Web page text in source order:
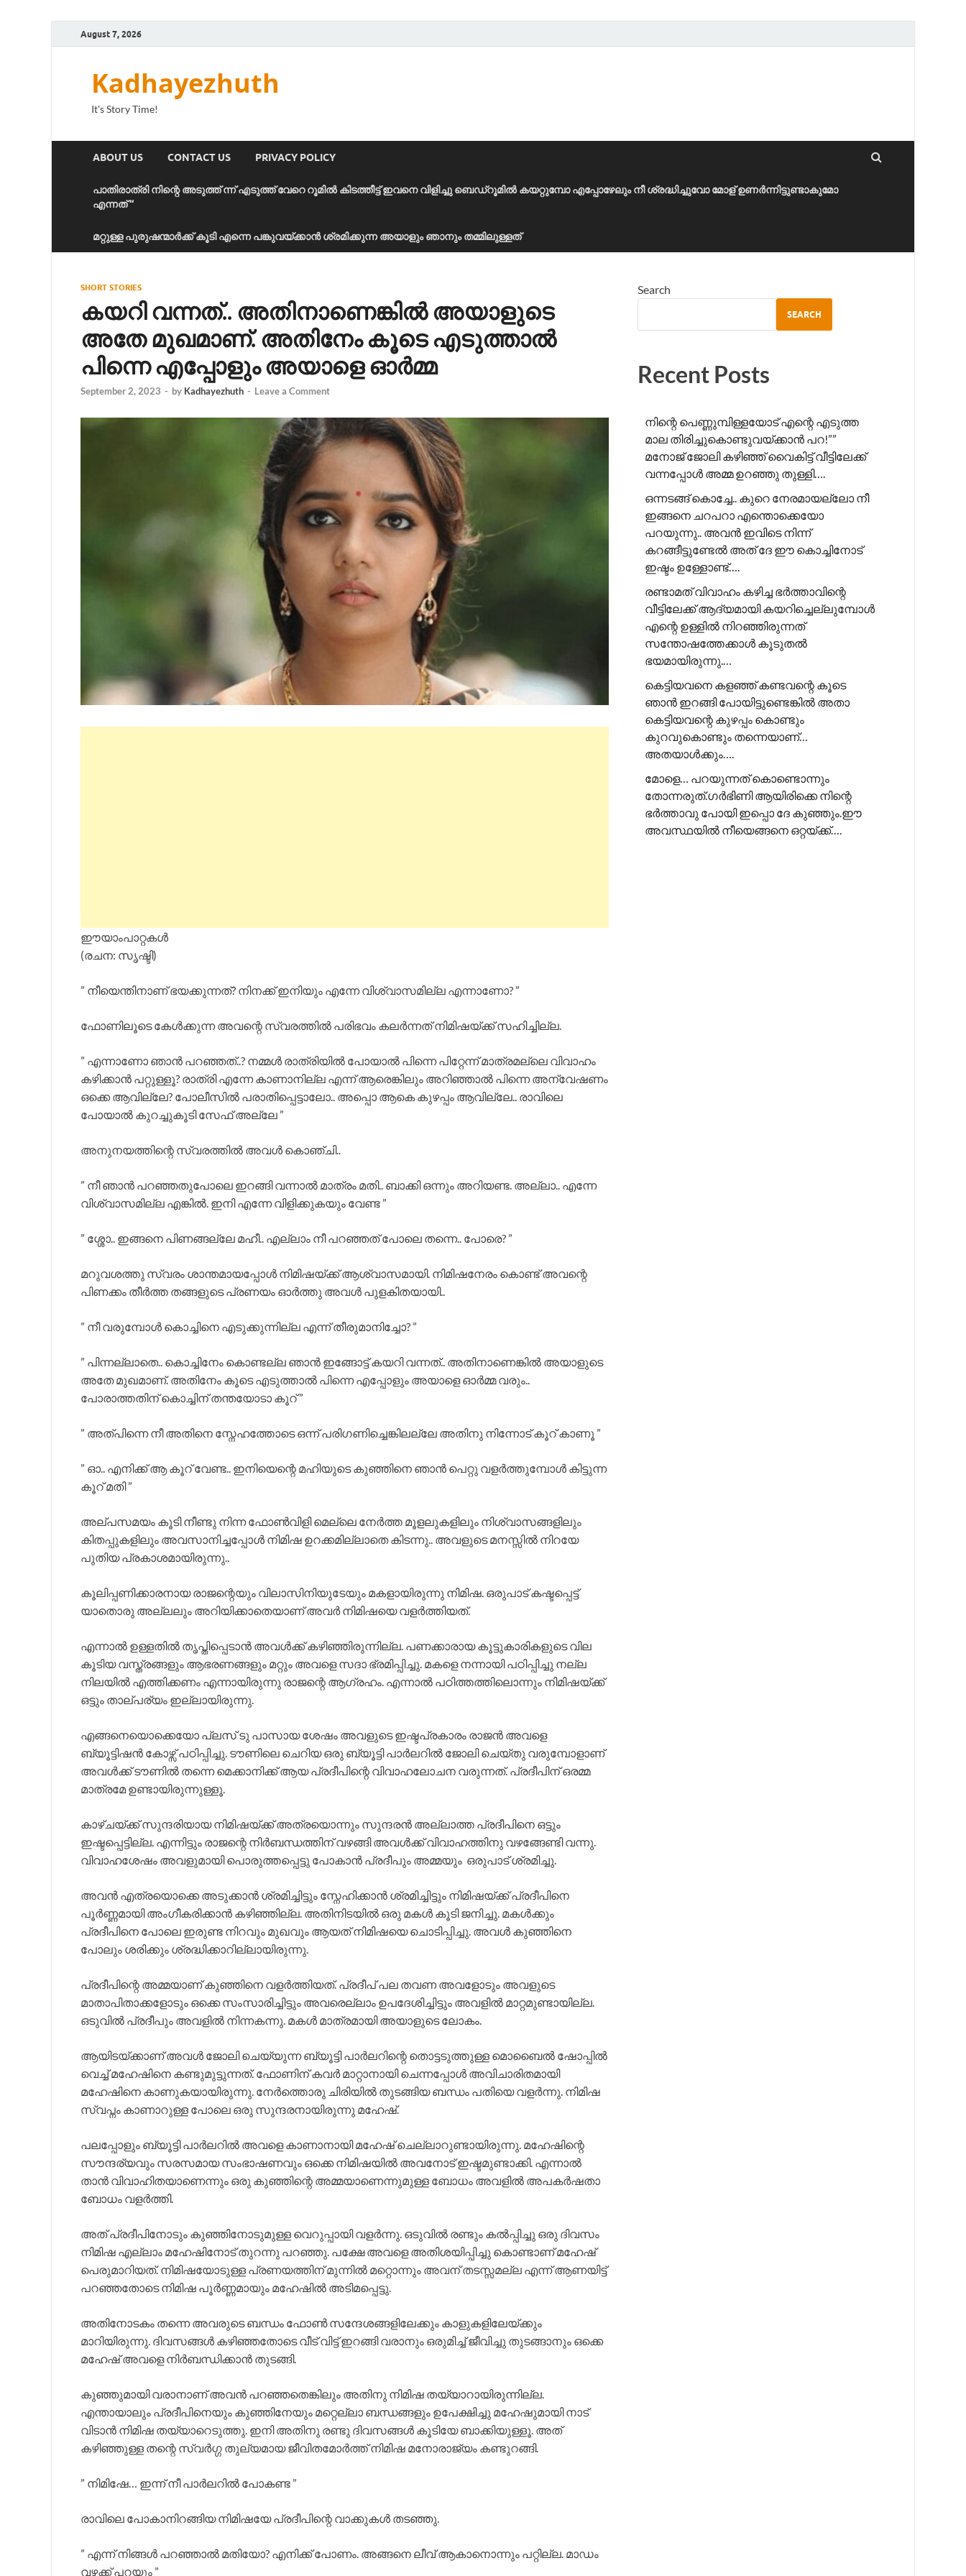
August 7, 2026
Kadhayezhuth
It's Story Time!
ABOUT US CONTACT US PRIVACY POLICY
പാതിരാത്രി നിന്റെ അടുത്ത് ന്ന് എടുത്ത് വേറെ റൂമിൽ കിടത്തീട്ട് ഇവനെ വിളിച്ചു ബെഡ്‌റൂമിൽ കയറ്റുമ്പോ എപ്പോഴേലും നീ ശ്രദ്ധിച്ചുവോ മോള് ഉണർന്നിട്ടുണ്ടാകുമോ
എന്നത് “
മറ്റുള്ള പുരുഷന്മാർക്ക് കൂടി എന്നെ പങ്കുവയ്ക്കാൻ ശ്രമിക്കുന്ന അയാളും ഞാനും തമ്മിലുള്ളത്
SHORT STORIES
കയറി വന്നത്.. അതിനാണെങ്കിൽ അയാളുടെ
അതേ മുഖമാണ്. അതിനേം കൂടെ എടുത്താൽ
പിന്നെ എപ്പോളും അയാളെ ഓർമ്മ
September 2, 2023 - by Kadhayezhuth - Leave a Comment
ഈയാംപാറ്റകൾ
(രചന: സൃഷ്ടി)
” നീയെന്തിനാണ് ഭയക്കുന്നത്? നിനക്ക് ഇനിയും എന്നേ വിശ്വാസമില്ല എന്നാണോ? ”
ഫോണിലൂടെ കേൾക്കുന്ന അവന്റെ സ്വരത്തിൽ പരിഭവം കലർന്നത് നിമിഷയ്ക്ക് സഹിച്ചില്ല.
” എന്നാണോ ഞാൻ പറഞ്ഞത്..? നമ്മൾ രാത്രിയിൽ പോയാൽ പിന്നെ പിറ്റേന്ന് മാത്രമല്ലെ വിവാഹം
കഴിക്കാൻ പറ്റുള്ളൂ? രാത്രി എന്നേ കാണാനില്ല എന്ന് ആരെങ്കിലും അറിഞ്ഞാൽ പിന്നെ അന്വേഷണം
ഒക്കെ ആവില്ലേ? പോലീസിൽ പരാതിപ്പെട്ടാലോ.. അപ്പൊ ആകെ കുഴപ്പം ആവില്ലേ.. രാവിലെ
പോയാൽ കുറച്ചുകൂടി സേഫ് അല്ലേ ”
അനുനയത്തിന്റെ സ്വരത്തിൽ അവൾ കൊഞ്ചി..
” നീ ഞാൻ പറഞ്ഞതുപോലെ ഇറങ്ങി വന്നാൽ മാത്രം മതി.. ബാക്കി ഒന്നും അറിയണ്ട. അല്ലാ.. എന്നേ
വിശ്വാസമില്ല എങ്കിൽ. ഇനി എന്നേ വിളിക്കുകയും വേണ്ട ”
” ശ്ശോ.. ഇങ്ങനെ പിണങ്ങല്ലേ മഹീ.. എല്ലാം നീ പറഞ്ഞത് പോലെ തന്നെ.. പോരെ? ”
മറുവശത്തു സ്വരം ശാന്തമായപ്പോൾ നിമിഷയ്ക്ക് ആശ്വാസമായി. നിമിഷനേരം കൊണ്ട് അവന്റെ
പിണക്കം തീർത്ത തങ്ങളുടെ പ്രണയം ഓർത്തു അവൾ പുളകിതയായി..
” നീ വരുമ്പോൾ കൊച്ചിനെ എടുക്കുന്നില്ല എന്ന് തീരുമാനിച്ചോ? ”
” പിന്നല്ലാതെ.. കൊച്ചിനേം കൊണ്ടല്ല ഞാൻ ഇങ്ങോട്ട് കയറി വന്നത്.. അതിനാണെങ്കിൽ അയാളുടെ
അതേ മുഖമാണ്. അതിനേം കൂടെ എടുത്താൽ പിന്നെ എപ്പോളും അയാളെ ഓർമ്മ വരും..
പോരാത്തതിന് കൊച്ചിന് തന്തയോടാ കൂറ് ”
” അത്പിന്നെ നീ അതിനെ സ്നേഹത്തോടെ ഒന്ന് പരിഗണിച്ചെങ്കിലല്ലേ അതിനു നിന്നോട് കൂറ് കാണൂ ”
” ഓ.. എനിക്ക് ആ കൂറ് വേണ്ട.. ഇനിയെന്റെ മഹിയുടെ കുഞ്ഞിനെ ഞാൻ പെറ്റു വളർത്തുമ്പോൾ കിട്ടുന്ന
കൂറ് മതി ”
അല്പസമയം കൂടി നീണ്ടു നിന്ന ഫോൺവിളി മെല്ലെ നേർത്ത മൂളലുകളിലും നിശ്വാസങ്ങളിലും
കിതപ്പുകളിലും അവസാനിച്ചപ്പോൾ നിമിഷ ഉറക്കമില്ലാതെ കിടന്നു.. അവളുടെ മനസ്സിൽ നിറയേ
പുതിയ പ്രകാശമായിരുന്നു..
കൂലിപ്പണിക്കാരനായ രാജന്റെയും വിലാസിനിയുടേയും മകളായിരുന്നു നിമിഷ. ഒരുപാട് കഷ്ടപ്പെട്ട്
യാതൊരു അല്ലലും അറിയിക്കാതെയാണ് അവർ നിമിഷയെ വളർത്തിയത്.
എന്നാൽ ഉള്ളതിൽ തൃപ്തിപ്പെടാൻ അവൾക്ക് കഴിഞ്ഞിരുന്നില്ല. പണക്കാരായ കൂട്ടുകാരികളുടെ വില
കൂടിയ വസ്ത്രങ്ങളും ആഭരണങ്ങളും മറ്റും അവളെ സദാ ഭ്രമിപ്പിച്ചു. മകളെ നന്നായി പഠിപ്പിച്ചു നല്ല
നിലയിൽ എത്തിക്കണം എന്നായിരുന്നു രാജന്റെ ആഗ്രഹം. എന്നാൽ പഠിത്തത്തിലൊന്നും നിമിഷയ്ക്ക്
ഒട്ടും താല്പര്യം ഇല്ലായിരുന്നു.
എങ്ങനെയൊക്കെയോ പ്ലസ് ടു പാസായ ശേഷം അവളുടെ ഇഷ്ടപ്രകാരം രാജൻ അവളെ
ബ്യൂട്ടിഷൻ കോഴ്സ് പഠിപ്പിച്ചു. ടൗണിലെ ചെറിയ ഒരു ബ്യൂട്ടി പാർലറിൽ ജോലി ചെയ്തു വരുമ്പോളാണ്
അവൾക്ക് ടൗണിൽ തന്നെ മെക്കാനിക്ക് ആയ പ്രദീപിന്റെ വിവാഹലോചന വരുന്നത്. പ്രദീപിന് ഒരമ്മ
മാത്രമേ ഉണ്ടായിരുന്നുള്ളൂ.
കാഴ്ചയ്ക്ക് സുന്ദരിയായ നിമിഷയ്ക്ക് അത്രയൊന്നും സുന്ദരൻ അല്ലാത്ത പ്രദീപിനെ ഒട്ടും
ഇഷ്ടപ്പെട്ടില്ല. എന്നിട്ടും രാജന്റെ നിർബന്ധത്തിന് വഴങ്ങി അവൾക്ക് വിവാഹത്തിനു വഴങ്ങേണ്ടി വന്നു.
വിവാഹശേഷം അവളുമായി പൊരുത്തപ്പെട്ടു പോകാൻ പ്രദീപും അമ്മയും ‌ ഒരുപാട് ശ്രമിച്ചു.
അവൻ എത്രയൊക്കെ അടുക്കാൻ ശ്രമിച്ചിട്ടും സ്നേഹിക്കാൻ ശ്രമിച്ചിട്ടും നിമിഷയ്ക്ക് പ്രദീപിനെ
പൂർണ്ണമായി അംഗീകരിക്കാൻ കഴിഞ്ഞില്ല. അതിനിടയിൽ ഒരു മകൾ കൂടി ജനിച്ചു. മകൾക്കും
പ്രദീപിനെ പോലെ ഇരുണ്ട നിറവും മുഖവും ആയത് നിമിഷയെ ചൊടിപ്പിച്ചു. അവൾ കുഞ്ഞിനെ
പോലും ശരിക്കും ശ്രദ്ധിക്കാറില്ലായിരുന്നു.
പ്രദീപിന്റെ അമ്മയാണ് കുഞ്ഞിനെ വളർത്തിയത്. പ്രദീപ്‌ പല തവണ അവളോടും അവളുടെ
മാതാപിതാക്കളോടും ഒക്കെ സംസാരിച്ചിട്ടും അവരെല്ലാം ഉപദേശിച്ചിട്ടും അവളിൽ മാറ്റമുണ്ടായില്ല.
ഒടുവിൽ പ്രദീപും അവളിൽ നിന്നകന്നു. മകൾ മാത്രമായി അയാളുടെ ലോകം.
ആയിടയ്ക്കാണ് അവൾ ജോലി ചെയ്യുന്ന ബ്യൂട്ടി പാർലറിന്റെ തൊട്ടടുത്തുള്ള മൊബൈൽ ഷോപ്പിൽ
വെച്ച് മഹേഷിനെ കണ്ടുമുട്ടുന്നത്. ഫോണിന് കവർ മാറ്റാനായി ചെന്നപ്പോൾ അവിചാരിതമായി
മഹേഷിനെ കാണുകയായിരുന്നു. നേർത്തൊരു ചിരിയിൽ തുടങ്ങിയ ബന്ധം പതിയെ വളർന്നു. നിമിഷ
സ്വപ്നം കാണാറുള്ള പോലെ ഒരു സുന്ദരനായിരുന്നു മഹേഷ്‌.
പലപ്പോളും ബ്യൂട്ടി പാർലറിൽ അവളെ കാണാനായി മഹേഷ്‌ ചെല്ലാറുണ്ടായിരുന്നു. മഹേഷിന്റെ
സൗന്ദര്യവും സരസമായ സംഭാഷണവും ഒക്കെ നിമിഷയിൽ അവനോട് ഇഷ്ടമുണ്ടാക്കി. എന്നാൽ
താൻ വിവാഹിതയാണെന്നും ഒരു കുഞ്ഞിന്റെ അമ്മയാണെന്നുമുള്ള ബോധം അവളിൽ അപകർഷതാ
ബോധം വളർത്തി.
അത് പ്രദീപിനോടും കുഞ്ഞിനോടുമുള്ള വെറുപ്പായി വളർന്നു. ഒടുവിൽ രണ്ടും കൽപ്പിച്ചു ഒരു ദിവസം
നിമിഷ എല്ലാം മഹേഷിനോട് തുറന്നു പറഞ്ഞു. പക്ഷേ അവളെ അതിശയിപ്പിച്ചു കൊണ്ടാണ് മഹേഷ്‌
പെരുമാറിയത്. നിമിഷയോടുള്ള പ്രണയത്തിന് മുന്നിൽ മറ്റൊന്നും അവന് തടസ്സമല്ല എന്ന് ആണയിട്ട്
പറഞ്ഞതോടെ നിമിഷ പൂർണ്ണമായും മഹേഷിൽ അടിമപ്പെട്ടു.
അതിനോടകം തന്നെ അവരുടെ ബന്ധം ഫോൺ സന്ദേശങ്ങളിലേക്കും കാളുകളിലേയ്ക്കും
മാറിയിരുന്നു. ദിവസങ്ങൾ കഴിഞ്ഞതോടെ വീട്‌ വിട്ട് ഇറങ്ങി വരാനും ഒരുമിച്ച് ജീവിച്ചു തുടങ്ങാനും ഒക്കെ
മഹേഷ്‌ അവളെ നിർബന്ധിക്കാൻ തുടങ്ങി.
കുഞ്ഞുമായി വരാനാണ് അവൻ പറഞ്ഞതെങ്കിലും അതിനു നിമിഷ തയ്യാറായിരുന്നില്ല.
എന്തായാലും പ്രദീപിനെയും കുഞ്ഞിനേയും മറ്റെല്ലാ ബന്ധങ്ങളും ഉപേക്ഷിച്ചു മഹേഷുമായി നാട്
വിടാൻ നിമിഷ തയ്യാറെടുത്തു. ഇനി അതിനു രണ്ടു ദിവസങ്ങൾ കൂടിയേ ബാക്കിയുള്ളൂ. അത്
കഴിഞ്ഞുള്ള തന്റെ സ്വർഗ്ഗ തുല്യമായ ജീവിതമോർത്ത് നിമിഷ മനോരാജ്യം കണ്ടുറങ്ങി.
” നിമിഷേ… ഇന്ന് നീ പാർലറിൽ പോകണ്ട ”
രാവിലെ പോകാനിറങ്ങിയ നിമിഷയേ പ്രദീപിന്റെ വാക്കുകൾ തടഞ്ഞു.
” എന്ന് നിങ്ങൾ പറഞ്ഞാൽ മതിയോ? എനിക്ക് പോണം. അങ്ങനെ ലീവ് ആകാനൊന്നും പറ്റില്ല. മാഡം
വഴക്ക് പറയും ”
Search
SEARCH
Recent Posts
നിന്റെ പെണ്ണുമ്പിള്ളയോട് എന്റെ എടുത്ത
മാല തിരിച്ചുകൊണ്ടുവയ്ക്കാൻ പറ!”” ​
മനോജ് ജോലി കഴിഞ്ഞ് വൈകിട്ട് വീട്ടിലേക്ക്
വന്നപ്പോൾ അമ്മ ഉറഞ്ഞു തുള്ളി….
ഒന്നടങ്ങ് കൊച്ചേ.. കുറെ നേരമായല്ലോ നീ
ഇങ്ങനെ ചറപറാ എന്തൊക്കെയോ
പറയുന്നു.. അവൻ ഇവിടെ നിന്ന്
കറങ്ങീട്ടുണ്ടേൽ അത് ദേ ഈ കൊച്ചിനോട്
ഇഷ്ടം ഉള്ളോണ്ട്….
രണ്ടാമത് വിവാഹം കഴിച്ച ഭർത്താവിന്റെ
വീട്ടിലേക്ക് ആദ്യമായി കയറിച്ചെല്ലുമ്പോൾ
എന്റെ ഉള്ളിൽ നിറഞ്ഞിരുന്നത്
സന്തോഷത്തേക്കാൾ കൂടുതൽ
ഭയമായിരുന്നു.…
കെട്ടിയവനെ കളഞ്ഞ് കണ്ടവന്റെ കൂടെ
ഞാൻ ഇറങ്ങി പോയിട്ടുണ്ടെങ്കിൽ അതാ
കെട്ടിയവന്റെ കുഴപ്പം കൊണ്ടും
കുറവുകൊണ്ടും തന്നെയാണ്…
അതയാൾക്കും….
മോളെ… പറയുന്നത് കൊണ്ടൊന്നും
തോന്നരുത്.ഗർഭിണി ആയിരിക്കെ നിന്റെ
ഭർത്താവു പോയി ഇപ്പൊ ദേ കുഞ്ഞും.ഈ
അവസ്ഥയിൽ നീയെങ്ങനെ ഒറ്റയ്ക്ക്….